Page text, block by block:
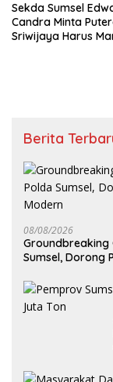
Sekda Sumsel
Candra Minta
Sriwijaya Harus
Berita
08/08/2026
Groundbreaking
Sumsel, Dorong